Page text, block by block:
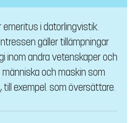
i datorlingvistik.
gäller tillämpningar
inom andra vetenskaper och
människa och maskin som
exempel. som översättare.